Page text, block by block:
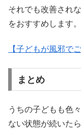
それでも改善され
をおすすめします。
【子どもが風邪で
まとめ
うちの子どもも色
ない状態が続いた